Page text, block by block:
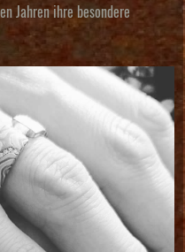
Jahren ihre besondere